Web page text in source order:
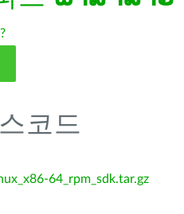
코드
64_rpm_sdk.tar.gz